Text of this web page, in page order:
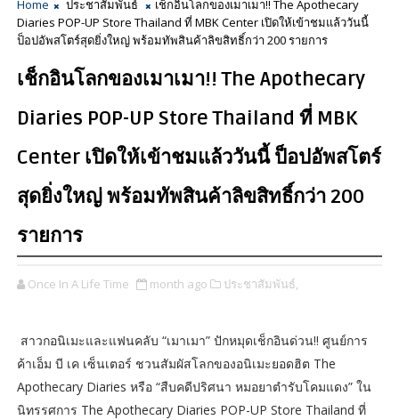
Home ประชาสัมพันธ์
เช็กอินโลกของเมาเมา!! The Apothecary
Diaries POP-UP Store Thailand ที่ MBK Center เปิดให้เข้าชมแล้ววันนี้
ป็อปอัพสโตร์สุดยิ่งใหญ่ พร้อมทัพสินค้าลิขสิทธิ์กว่า 200 รายการ
เช็กอินโลกของเมาเมา!! The Apothecary
Diaries POP-UP Store Thailand ที่ MBK
Center เปิดให้เข้าชมแล้ววันนี้ ป็อปอัพสโตร์
สุดยิ่งใหญ่ พร้อมทัพสินค้าลิขสิทธิ์กว่า 200
รายการ
Once In A Life Time month ago ประชาสัมพันธ์,
สาวกอนิเมะและแฟนคลับ “เมาเมา” ปักหมุดเช็กอินด่วน!! ศูนย์การ
ค้าเอ็ม บี เค เซ็นเตอร์ ชวนสัมผัสโลกของอนิเมะยอดฮิต The
Apothecary Diaries หรือ “สืบคดีปริศนา หมอยาตำรับโคมแดง” ใน
นิทรรศการ The Apothecary Diaries POP-UP Store Thailand ที่